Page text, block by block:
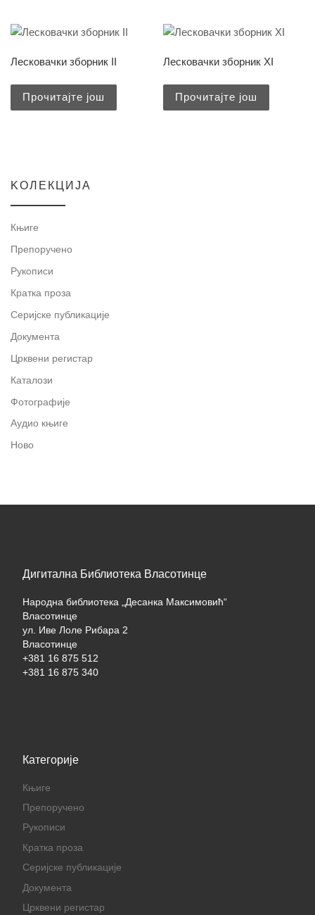
Лесковачки зборник II
Прочитајте још
Лесковачки зборник XI
Прочитајте још
KOЛЕКЦИЈА
Књиге
Препоручено
Рукописи
Кратка проза
Серијске публикације
Документа
Црквени регистар
Каталози
Фотографије
Аудио књиге
Ново
Дигитална Библиотека Власотинце
Народна библиотека „Десанка Максимовић“
Власотинце
ул. Иве Лоле Рибара 2
Власотинце
+381 16 875 512
+381 16 875 340
Категорије
Књиге
Препоручено
Рукописи
Кратка проза
Серијске публикације
Документа
Црквени регистар